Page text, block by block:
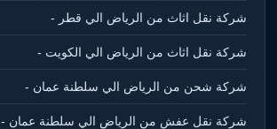
شركة نقل اثاث من الرياض الي قطر -
شركة نقل اثاث من الرياض الي الكويت -
شركة شحن من الرياض الي سلطنة عمان -
شركة نقل عفش من الرياض الي سلطنة عمان -